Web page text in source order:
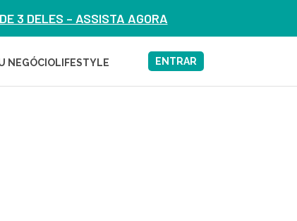
3 DELES – ASSISTA AGORA
NEGÓCIOLIFESTYLE ENTRAR